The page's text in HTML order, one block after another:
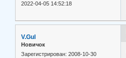
2022-04-05 14:52:18
V.Gul
Новичок
Зарегистрирован: 2008-10-30